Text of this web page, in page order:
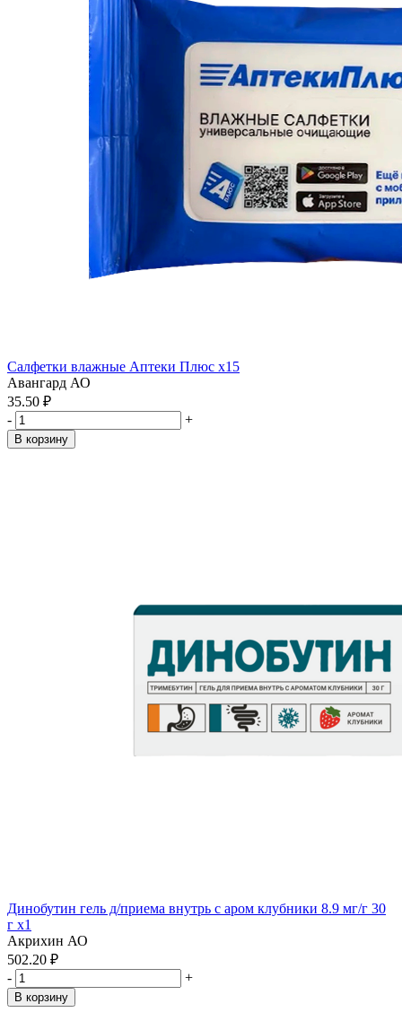
Салфетки влажные Аптеки Плюс x15
Авангард АО
35.50 ₽
-
+
В корзину
Динобутин гель д/приема внутрь с аром клубники 8.9 мг/г 30
г x1
Акрихин АО
502.20 ₽
-
+
В корзину